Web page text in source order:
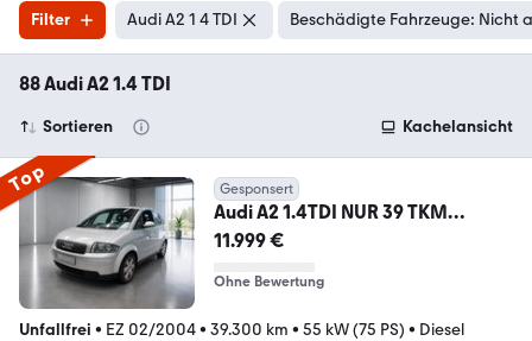
Filter Audi A2 1 4 TDI Beschädigte Fahrzeuge: Nicht
88 Audi A2 1.4 TDI
Sortieren Kachelansicht
Top Gesponsert
Audi A2 1.4TDI NUR 39 TKM
LAUFLEISTUNG
11.999 €
Ohne Bewertung
Unfallfrei • EZ 02/2004• 39.300 km • 55 kW (75 PS) • Diesel